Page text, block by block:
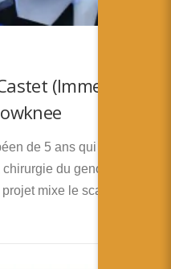
(Immersion)
de 5 ans qui va
du genou par
mixe le scan de la